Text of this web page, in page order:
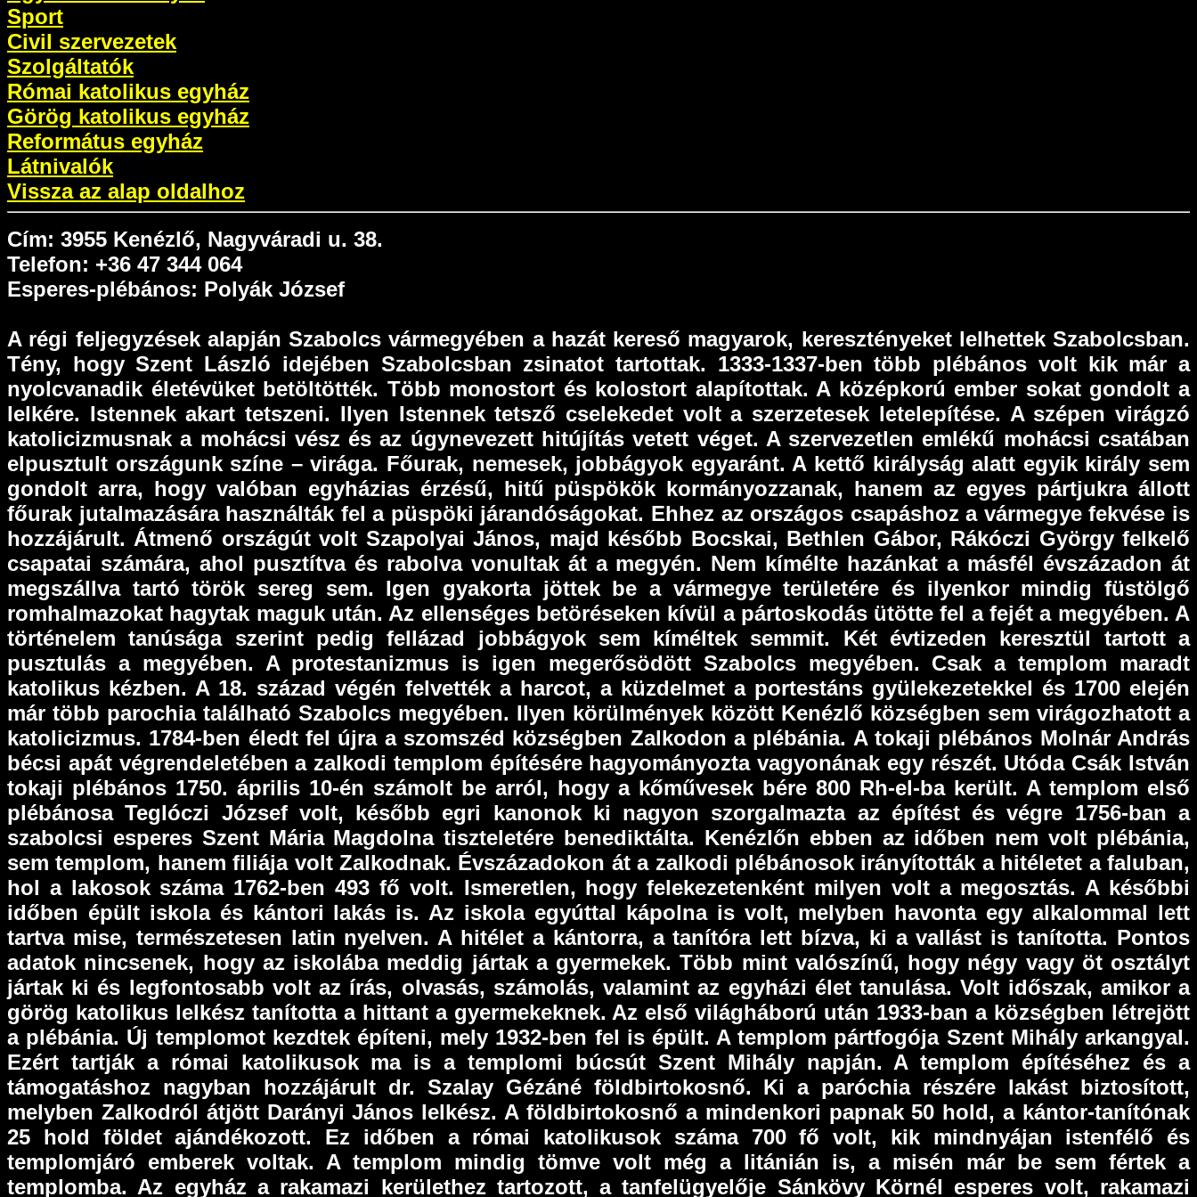
Sport
Civil szervezetek
Szolgáltatók
Római katolikus egyház
Görög katolikus egyház
Református egyház
Látnivalók
Vissza az alap oldalhoz
Cím: 3955 Kenézlő, Nagyváradi u. 38.
Telefon: +36 47 344 064
Esperes-plébános: Polyák József
A régi feljegyzések alapján Szabolcs vármegyében a hazát kereső magyarok, keresztényeket lelhettek Szabolcsban.
Tény, hogy Szent László idejében Szabolcsban zsinatot tartottak. 1333-1337-ben több plébános volt kik már a
nyolcvanadik életévüket betöltötték. Több monostort és kolostort alapítottak. A középkorú ember sokat gondolt a
lelkére. Istennek akart tetszeni. Ilyen Istennek tetsző cselekedet volt a szerzetesek letelepítése. A szépen virágzó
katolicizmusnak a mohácsi vész és az úgynevezett hitújítás vetett véget. A szervezetlen emlékű mohácsi csatában
elpusztult országunk színe – virága. Főurak, nemesek, jobbágyok egyaránt. A kettő királyság alatt egyik király sem
gondolt arra, hogy valóban egyházias érzésű, hitű püspökök kormányozzanak, hanem az egyes pártjukra állott
főurak jutalmazására használták fel a püspöki járandóságokat. Ehhez az országos csapáshoz a vármegye fekvése is
hozzájárult. Átmenő országút volt Szapolyai János, majd később Bocskai, Bethlen Gábor, Rákóczi György felkelő
csapatai számára, ahol pusztítva és rabolva vonultak át a megyén. Nem kímélte hazánkat a másfél évszázadon át
megszállva tartó török sereg sem. Igen gyakorta jöttek be a vármegye területére és ilyenkor mindig füstölgő
romhalmazokat hagytak maguk után. Az ellenséges betöréseken kívül a pártoskodás ütötte fel a fejét a megyében. A
történelem tanúsága szerint pedig fellázad jobbágyok sem kíméltek semmit. Két évtizeden keresztül tartott a
pusztulás a megyében. A protestanizmus is igen megerősödött Szabolcs megyében. Csak a templom maradt
katolikus kézben. A 18. század végén felvették a harcot, a küzdelmet a portestáns gyülekezetekkel és 1700 elején
már több parochia található Szabolcs megyében. Ilyen körülmények között Kenézlő községben sem virágozhatott a
katolicizmus. 1784-ben éledt fel újra a szomszéd községben Zalkodon a plébánia. A tokaji plébános Molnár András
bécsi apát végrendeletében a zalkodi templom építésére hagyományozta vagyonának egy részét. Utóda Csák István
tokaji plébános 1750. április 10-én számolt be arról, hogy a kőművesek bére 800 Rh-el-ba került. A templom első
plébánosa Teglóczi József volt, később egri kanonok ki nagyon szorgalmazta az építést és végre 1756-ban a
szabolcsi esperes Szent Mária Magdolna tiszteletére benediktálta. Kenézlőn ebben az időben nem volt plébánia,
sem templom, hanem filiája volt Zalkodnak. Évszázadokon át a zalkodi plébánosok irányították a hitéletet a faluban,
hol a lakosok száma 1762-ben 493 fő volt. Ismeretlen, hogy felekezetenként milyen volt a megosztás. A későbbi
időben épült iskola és kántori lakás is. Az iskola egyúttal kápolna is volt, melyben havonta egy alkalommal lett
tartva mise, természetesen latin nyelven. A hitélet a kántorra, a tanítóra lett bízva, ki a vallást is tanította. Pontos
adatok nincsenek, hogy az iskolába meddig jártak a gyermekek. Több mint valószínű, hogy négy vagy öt osztályt
jártak ki és legfontosabb volt az írás, olvasás, számolás, valamint az egyházi élet tanulása. Volt időszak, amikor a
görög katolikus lelkész tanította a hittant a gyermekeknek. Az első világháború után 1933-ban a községben létrejött
a plébánia. Új templomot kezdtek építeni, mely 1932-ben fel is épült. A templom pártfogója Szent Mihály arkangyal.
Ezért tartják a római katolikusok ma is a templomi búcsút Szent Mihály napján. A templom építéséhez és a
támogatáshoz nagyban hozzájárult dr. Szalay Gézáné földbirtokosnő. Ki a paróchia részére lakást biztosított,
melyben Zalkodról átjött Darányi János lelkész. A földbirtokosnő a mindenkori papnak 50 hold, a kántor-tanítónak
25 hold földet ajándékozott. Ez időben a római katolikusok száma 700 fő volt, kik mindnyájan istenfélő és
templomjáró emberek voltak. A templom mindig tömve volt még a litánián is, a misén már be sem fértek a
templomba. Az egyház a rakamazi kerülethez tartozott, a tanfelügyelője Sánkövy Körnél esperes volt, rakamazi